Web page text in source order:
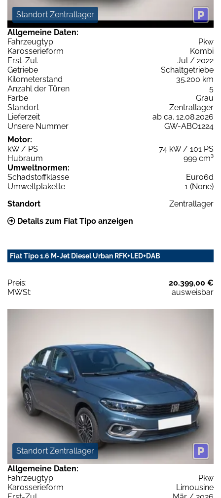
Standort Zentrallager
Allgemeine Daten:
Fahrzeugtyp
Pkw
Karosserieform
Kombi
Erst-Zul.
Jul / 2022
Getriebe
Schaltgetriebe
Kilometerstand
35.200 km
Anzahl der Türen
5
Farbe
Grau
Standort
Zentrallager
Lieferzeit
ab ca. 12.08.2026
Unsere Nummer
GW-ABO1224
Motor:
kW / PS
74 kW / 101 PS
Hubraum
999 cm³
Umweltnormen:
Schadstoffklasse
Euro6d
Umweltplakette
1 (None)
Standort
Zentrallager
Details zum Fiat Tipo anzeigen
Fiat Tipo 1.6 M-Jet Diesel Urban RFK+LED+DAB
Preis:
20.399,00 €
MWSt:
ausweisbar
Standort Zentrallager
Allgemeine Daten:
Fahrzeugtyp
Pkw
Karosserieform
Limousine